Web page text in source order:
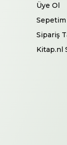
Üye Ol
Sepetim
Sipariş
Kitap.nl